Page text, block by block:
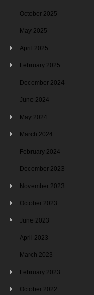
October 2025
May 2025
April 2025
February 2025
December 2024
June 2024
May 2024
March 2024
February 2024
December 2023
November 2023
October 2023
June 2023
April 2023
March 2023
February 2023
October 2022